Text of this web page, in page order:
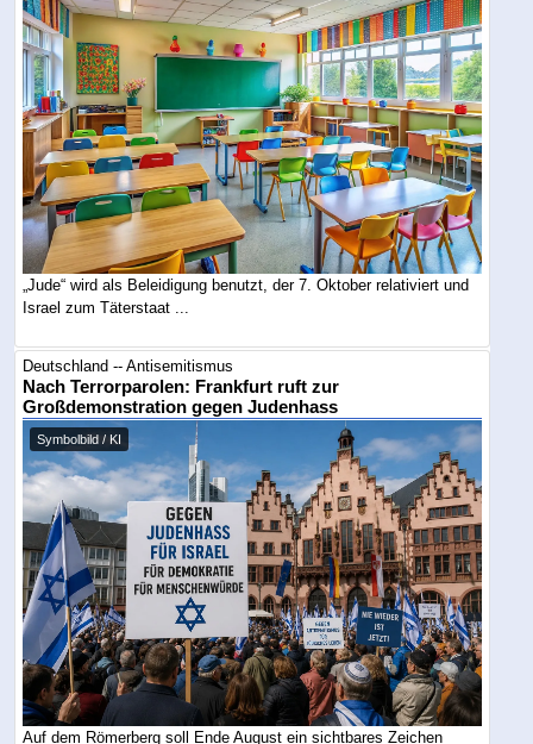
„Jude“ wird als Beleidigung benutzt, der 7. Oktober relativiert und
Israel zum Täterstaat ...
Deutschland -- Antisemitismus
Nach Terrorparolen: Frankfurt ruft zur
Großdemonstration gegen Judenhass
Symbolbild / KI
Auf dem Römerberg soll Ende August ein sichtbares Zeichen